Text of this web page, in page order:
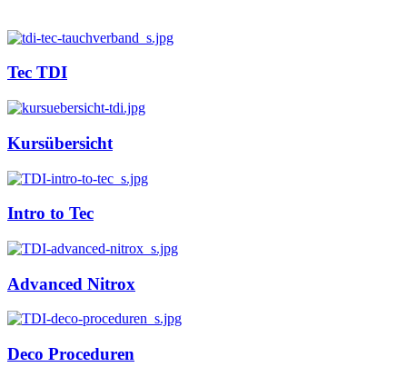
Tec TDI
Kursübersicht
Intro to Tec
Advanced Nitrox
Deco Proceduren